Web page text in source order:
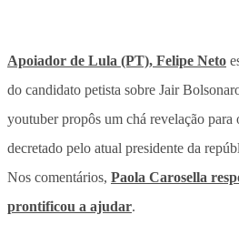
Apoiador de Lula (PT), Felipe Neto
do candidato petista sobre Jair
youtuber propôs um chá revelação para
decretado pelo atual presidente da
Nos comentários, Paola Carosella
prontificou a ajudar.